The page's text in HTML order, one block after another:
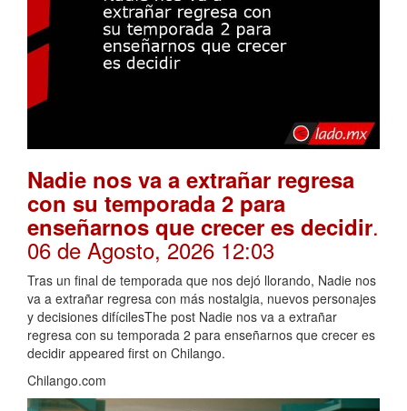
Nadie nos va a extrañar regresa
con su temporada 2 para
enseñarnos que crecer es decidir.
06 de Agosto, 2026 12:03
Tras un final de temporada que nos dejó llorando, Nadie nos
va a extrañar regresa con más nostalgia, nuevos personajes
y decisiones difícilesThe post Nadie nos va a extrañar
regresa con su temporada 2 para enseñarnos que crecer es
decidir appeared first on Chilango.
Chilango.com